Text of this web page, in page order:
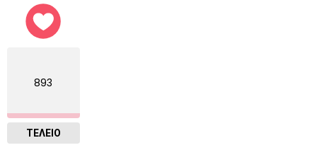
893
ΤΕΛΕΙΟ